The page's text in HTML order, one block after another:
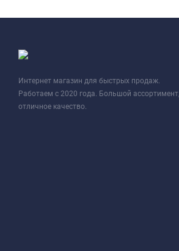
Интернет магазин для быстрых продаж.
Работаем с 2020 года. Большой ассортимент,
отличное качество.